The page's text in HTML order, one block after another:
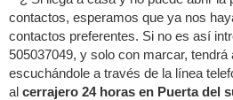
contactos, esperamos que ya nos
contactos preferentes. Si no es así
505037049, y solo con marcar, tendrá
escuchándole a través de la línea
al cerrajero 24 horas en Puerta del